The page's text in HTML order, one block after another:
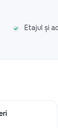
Etajul și